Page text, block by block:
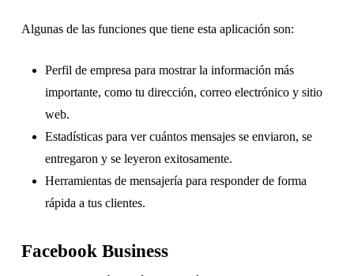
Algunas de las funciones que tiene esta aplicación son:
Perfil de empresa para mostrar la información más
importante, como tu dirección, correo electrónico y sitio
web.
Estadísticas para ver cuántos mensajes se enviaron, se
entregaron y se leyeron exitosamente.
Herramientas de mensajería para responder de forma
rápida a tus clientes.
Facebook Business